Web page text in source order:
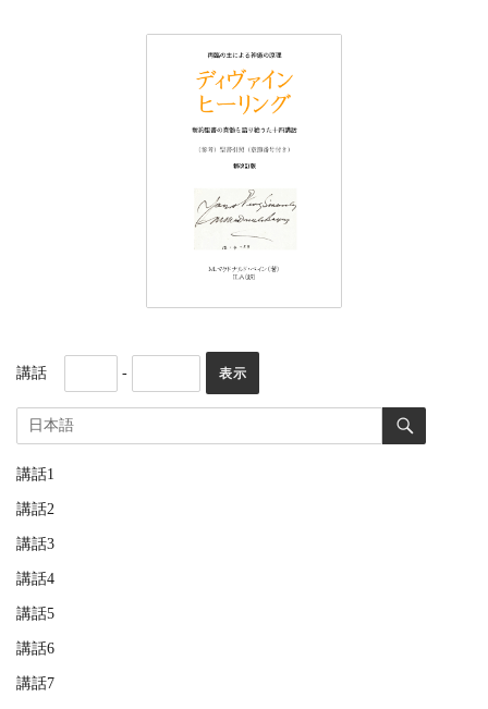
講話 -
講話1
講話2
講話3
講話4
講話5
講話6
講話7